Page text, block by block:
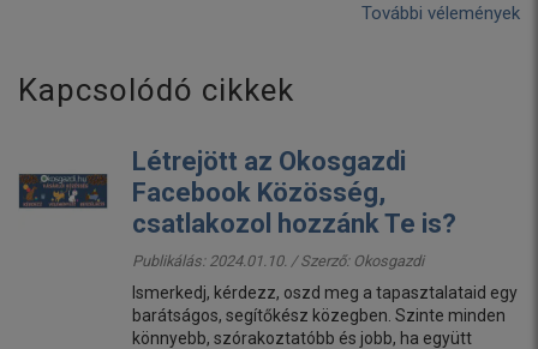
További vélemények
Kapcsolódó cikkek
Létrejött az Okosgazdi
Facebook Közösség,
csatlakozol hozzánk Te is?
Publikálás: 2024.01.10. / Szerző: Okosgazdi
Ismerkedj, kérdezz, oszd meg a tapasztalataid egy
barátságos, segítőkész közegben. Szinte minden
könnyebb, szórakoztatóbb és jobb, ha együtt